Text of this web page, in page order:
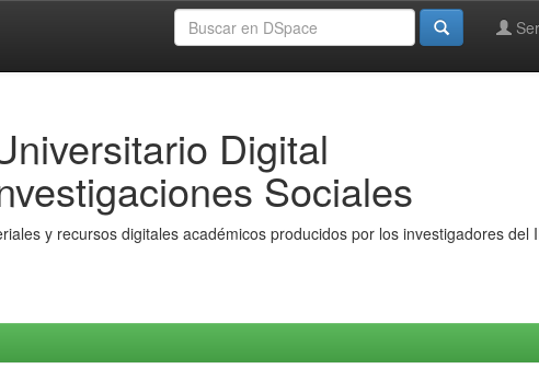
Digital
Sociales
y recursos digitales académicos producidos por los investigadores del